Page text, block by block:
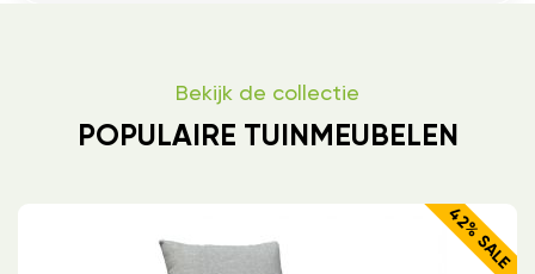
Bekijk de collectie
POPULAIRE TUINMEUBELEN
42% SALE